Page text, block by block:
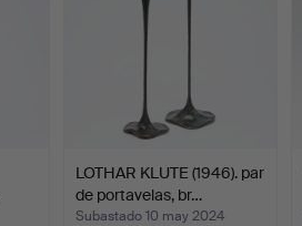
LOTHAR KLUTE (1946). par
de portavelas, br…
Subastado 10 may 2024